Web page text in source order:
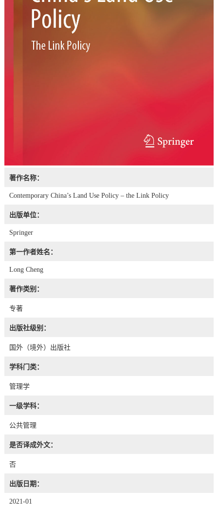
著作名称：
Contemporary China’s Land Use Policy – the Link Policy
出版单位：
Springer
第一作者姓名：
Long Cheng
著作类别：
专著
出版社级别：
国外（境外）出版社
学科门类：
管理学
一级学科：
公共管理
是否译成外文：
否
出版日期：
2021-01